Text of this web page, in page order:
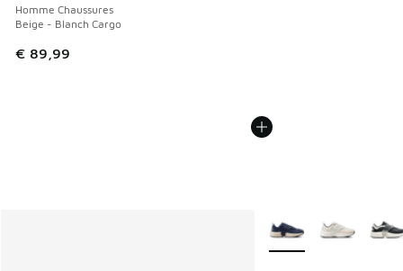
Homme Chaussures
Beige - Blanch Cargo
€ 89,99
Plus de couleurs